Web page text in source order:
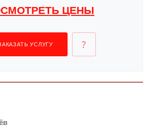
ЦЕНЫ
УСЛУГУ